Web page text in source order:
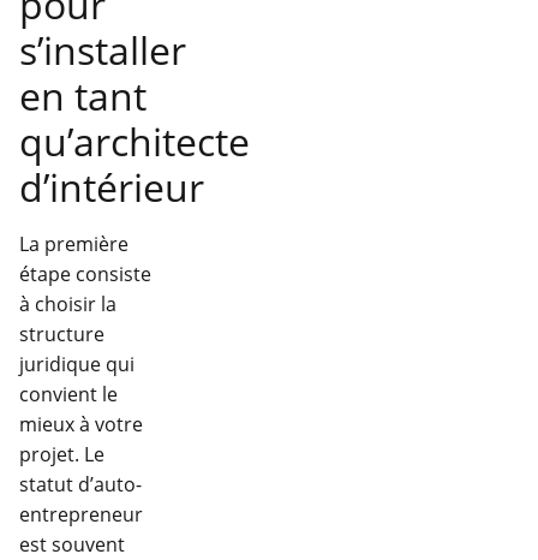
s’installer
en tant
qu’architecte
d’intérieur
La première
étape consiste
à choisir la
structure
juridique qui
convient le
mieux à votre
projet. Le
statut d’auto-
entrepreneur
est souvent